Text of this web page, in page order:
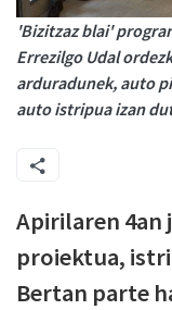
'Bizitzaz blai'
Errezilgo Udal
arduradunek, auto
auto istripua izan
Apirilaren
proiektua,
Bertan parte